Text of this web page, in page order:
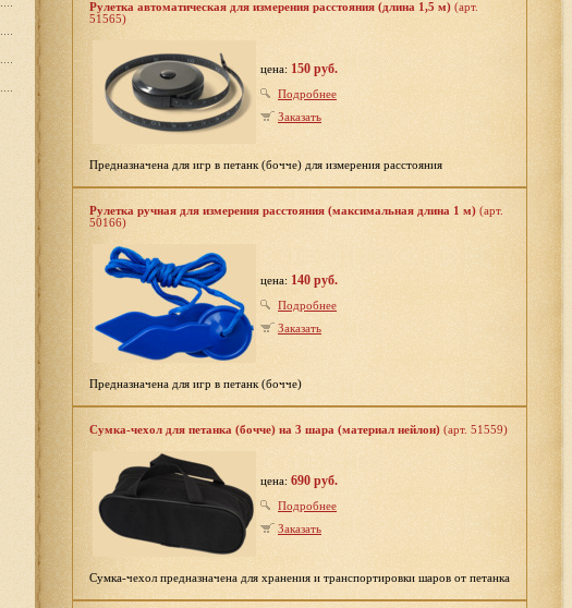
Рулетка автоматическая для измерения расстояния (длина 1,5 м) (арт.
51565)
цена: 150 руб.
Подробнее
Заказать
Предназначена для игр в петанк (бочче) для измерения расстояния
Рулетка ручная для измерения расстояния (максимальная длина 1 м) (арт.
50166)
цена: 140 руб.
Подробнее
Заказать
Предназначена для игр в петанк (бочче)
Сумка-чехол для петанка (бочче) на 3 шара (материал нейлон) (арт. 51559)
цена: 690 руб.
Подробнее
Заказать
Сумка-чехол предназначена для хранения и транспортировки шаров от петанка